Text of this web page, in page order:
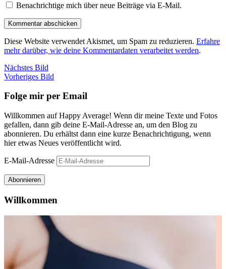
Benachrichtige mich über neue Beiträge via E-Mail.
Diese Website verwendet Akismet, um Spam zu reduzieren. Erfahre
mehr darüber, wie deine Kommentardaten verarbeitet werden.
Nächstes Bild
Vorheriges Bild
Folge mir per Email
Willkommen auf Happy Average! Wenn dir meine Texte und Fotos
gefallen, dann gib deine E-Mail-Adresse an, um den Blog zu
abonnieren. Du erhältst dann eine kurze Benachrichtigung, wenn
hier etwas Neues veröffentlicht wird.
E-Mail-Adresse
Abonnieren
Willkommen